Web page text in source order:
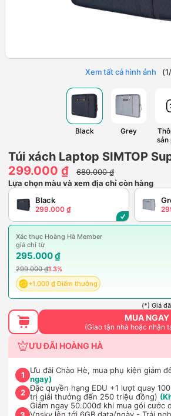
Xem tất cả hình ảnh (1/
Black Grey
sản
Túi xách Laptop SIMTOP
299.000 ₫
680.000 ₫
Lựa chọn màu và xem địa chỉ còn hàng
Black
299.000 ₫
Xác thực Hoàng Hà Member
giá chỉ từ
295.000 ₫
299.000 ₫1.3%
+1.000 ₫ Điểm thưởng
(*) Giá
MUA NGAY
(Giao tận nhà hoặc nhận
ƯU ĐÃI HOÀNG HÀ
1 Ưu đãi Chào Hè, mua phụ kiện giảm
ngay)
2 Đặc quyền hạng EDU +1 lượt quay
trị giải thưởng đến 250 triệu đồng)
Giảm ngay 50.000đ khi mua gói cước